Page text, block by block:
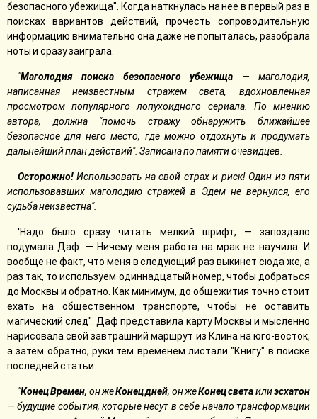
безопасного убежища". Когда наткнулась на нее в первый раз в
поисках вариантов действий, прочесть сопроводительную
информацию внимательно она даже не попыталась, разобрала
ноты и сразу заиграла.
"Маголодия поиска безопасного убежища — маголодия,
написанная неизвестным стражем света, вдохновленная
просмотром популярного лопухоидного сериала. По мнению
автора, должна "помочь стражу обнаружить ближайшее
безопасное для него место, где можно отдохнуть и продумать
дальнейший план действий". Записана по памяти очевидцев.
Осторожно! Использовать на свой страх и риск! Один из пяти
использовавших маголодию стражей в Эдем не вернулся, его
судьба неизвестна".
'Надо было сразу читать мелкий шрифт, — запоздало
подумала Даф. — Ничему меня работа на мрак не научила. И
вообще не факт, что меня в следующий раз выкинет сюда же, а
раз так, то используем одиннадцатый номер, чтобы добраться
до Москвы и обратно. Как минимум, до общежития точно стоит
ехать на общественном транспорте, чтобы не оставить
магический след". Даф представила карту Москвы и мысленно
нарисовала свой завтрашний маршрут из Клина на юго-восток,
а затем обратно, руки тем временем листали "Книгу" в поиске
последней статьи.
"Конец Времен, он жеКонец дней, он жеКонец светаилиэсхатон
— будущие события, которые несут в себе начало трансформации